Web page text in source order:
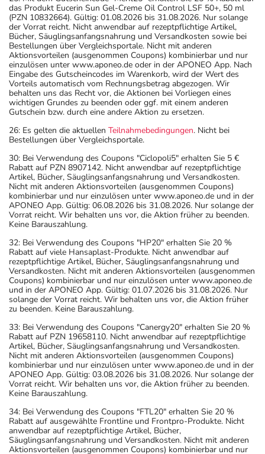
das Produkt Eucerin Sun Gel-Creme Oil Control LSF 50+, 50 ml
(PZN 10832664). Gültig: 01.08.2026 bis 31.08.2026. Nur solange
der Vorrat reicht. Nicht anwendbar auf rezeptpflichtige Artikel,
Bücher, Säuglingsanfangsnahrung und Versandkosten sowie bei
Bestellungen über Vergleichsportale. Nicht mit anderen
Aktionsvorteilen (ausgenommen Coupons) kombinierbar und nur
einzulösen unter www.aponeo.de oder in der APONEO App. Nach
Eingabe des Gutscheincodes im Warenkorb, wird der Wert des
Vorteils automatisch vom Rechnungsbetrag abgezogen. Wir
behalten uns das Recht vor, die Aktionen bei Vorliegen eines
wichtigen Grundes zu beenden oder ggf. mit einem anderen
Gutschein bzw. durch eine andere Aktion zu ersetzen.
26: Es gelten die aktuellen Teilnahmebedingungen. Nicht bei
Bestellungen über Vergleichsportale.
30: Bei Verwendung des Coupons "Ciclopoli5" erhalten Sie 5 €
Rabatt auf PZN 8907142. Nicht anwendbar auf rezeptpflichtige
Artikel, Bücher, Säuglingsanfangsnahrung und Versandkosten.
Nicht mit anderen Aktionsvorteilen (ausgenommen Coupons)
kombinierbar und nur einzulösen unter www.aponeo.de und in der
APONEO App. Gültig: 06.08.2026 bis 31.08.2026. Nur solange der
Vorrat reicht. Wir behalten uns vor, die Aktion früher zu beenden.
Keine Barauszahlung.
32: Bei Verwendung des Coupons "HP20" erhalten Sie 20 %
Rabatt auf viele Hansaplast-Produkte. Nicht anwendbar auf
rezeptpflichtige Artikel, Bücher, Säuglingsanfangsnahrung und
Versandkosten. Nicht mit anderen Aktionsvorteilen (ausgenommen
Coupons) kombinierbar und nur einzulösen unter www.aponeo.de
und in der APONEO App. Gültig: 01.07.2026 bis 31.08.2026. Nur
solange der Vorrat reicht. Wir behalten uns vor, die Aktion früher
zu beenden. Keine Barauszahlung.
33: Bei Verwendung des Coupons "Canergy20" erhalten Sie 20 %
Rabatt auf PZN 19658110. Nicht anwendbar auf rezeptpflichtige
Artikel, Bücher, Säuglingsanfangsnahrung und Versandkosten.
Nicht mit anderen Aktionsvorteilen (ausgenommen Coupons)
kombinierbar und nur einzulösen unter www.aponeo.de und in der
APONEO App. Gültig: 03.08.2026 bis 31.08.2026. Nur solange der
Vorrat reicht. Wir behalten uns vor, die Aktion früher zu beenden.
Keine Barauszahlung.
34: Bei Verwendung des Coupons "FTL20" erhalten Sie 20 %
Rabatt auf ausgewählte Frontline und Frontpro-Produkte. Nicht
anwendbar auf rezeptpflichtige Artikel, Bücher,
Säuglingsanfangsnahrung und Versandkosten. Nicht mit anderen
Aktionsvorteilen (ausgenommen Coupons) kombinierbar und nur